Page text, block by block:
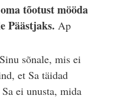
tõotust mööda
Päästjaks.Ap
sõnale, mis ei
et Sa täidad
ei unusta, mida